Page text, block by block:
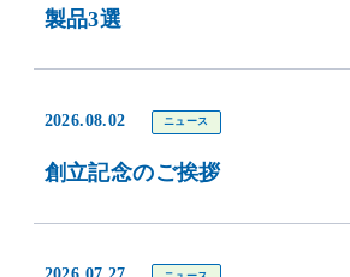
製品3選
2026.08.02 ニュース
創立記念のご挨拶